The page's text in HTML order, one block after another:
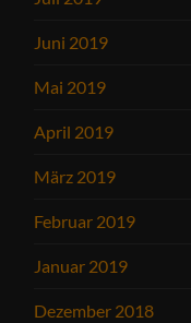
Juni 2019
Mai 2019
April 2019
März 2019
Februar 2019
Januar 2019
Dezember 2018